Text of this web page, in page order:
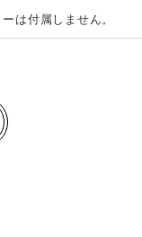
は付属しません。